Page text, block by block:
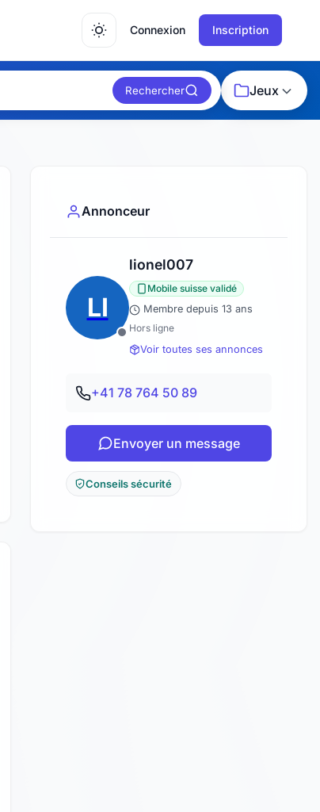
Connexion Inscription
Rechercher Jeux
Annonceur
LI
lionel007
Mobile suisse validé
Membre depuis 13 ans
Hors ligne
Voir toutes ses annonces
+41 78 764 50 89
Envoyer un message
Conseils sécurité